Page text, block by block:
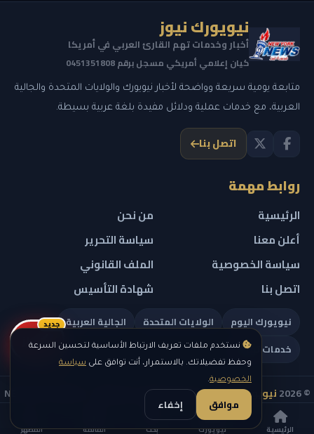
الرئيسية نيويورك بحث القائمة المظهر
نستخدم ملفات تعريف الارتباط الأساسية لتحسين السرعة
وحفظ تفضيلاتك. بالاستمرار، أنت توافق على سياسة
الخصوصية.
موافق إخفاء
نيويورك نيوز
أخبار وخدمات تهم القارئ العربي في أمريكا
كيان إعلامي أمريكي مسجل برقم 0451351808
متابعة يومية سريعة وواضحة لأخبار نيويورك والولايات المتحدة والجالية
العربية، مع خدمات عملية ودلائل مفيدة بلغة عربية بسيطة.
اتصل بنا
روابط مهمة
الرئيسية
من نحن
أعلن معنا
سياسة التحرير
سياسة الخصوصية
الملف القانوني
اتصل بنا
شهادة التأسيس
نيويورك اليوم الولايات المتحدة
الجالية العربية
خدمات تهمك
© 2026 نيويورك نيوز
— جميع الحقوق محفوظة — NEW YORK NEWS
IN ARABIC LLC — رقم التسجيل 0451351808
ريلز
جديد